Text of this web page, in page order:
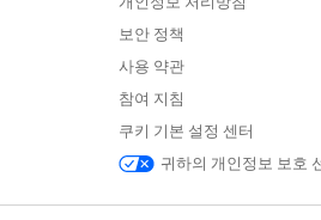
만들 수 있습니다. 약속 예약 플로가 비
Cloud에서 시승 약속 관리
약을 관리하는 딜러의 세일즈 담당자인
서비스 담당자, 고객과 서비스 담당자 모
Cloud에서 차량 서비스 약속 관리
보안 정책
사용 약관
참여 지침
쿠키 기본 설정 센터
귀하의 개인정보 보호